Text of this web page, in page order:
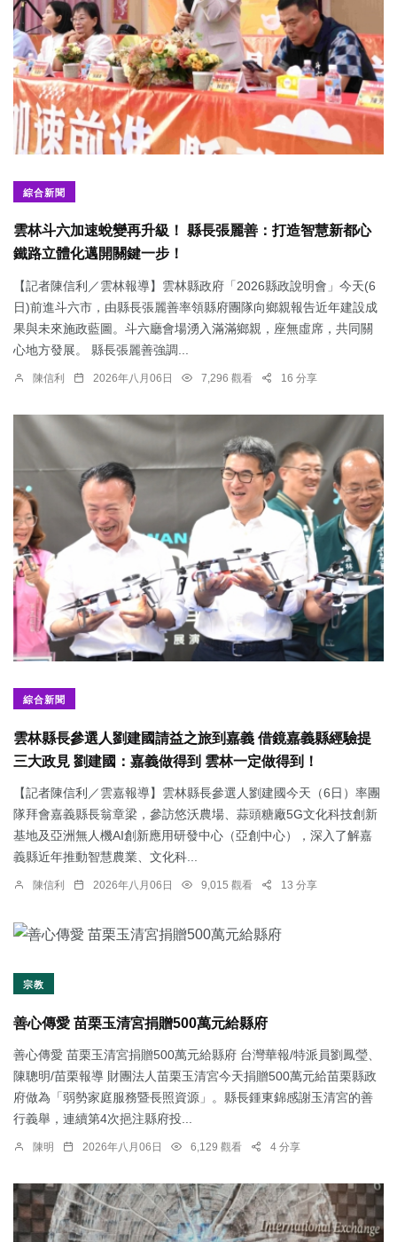
綜合新聞
雲林斗六加速蛻變再升級！ 縣長張麗善：打造智慧新都心
鐵路立體化邁開關鍵一步！
【記者陳信利／雲林報導】雲林縣政府「2026縣政說明會」今天(6
日)前進斗六市，由縣長張麗善率領縣府團隊向鄉親報告近年建設成
果與未來施政藍圖。斗六廳會場湧入滿滿鄉親，座無虛席，共同關
心地方發展。 縣長張麗善強調...
陳信利 2026年八月06日 7,296 觀看 16 分享
綜合新聞
雲林縣長參選人劉建國請益之旅到嘉義 借鏡嘉義縣經驗提
三大政見 劉建國：嘉義做得到 雲林一定做得到！
【記者陳信利／雲嘉報導】雲林縣長參選人劉建國今天（6日）率團
隊拜會嘉義縣長翁章梁，參訪悠沃農場、蒜頭糖廠5G文化科技創新
基地及亞洲無人機AI創新應用研發中心（亞創中心），深入了解嘉
義縣近年推動智慧農業、文化科...
陳信利 2026年八月06日 9,015 觀看 13 分享
宗教
善心傳愛 苗栗玉清宮捐贈500萬元給縣府
善心傳愛 苗栗玉清宮捐贈500萬元給縣府 台灣華報/特派員劉鳳瑩、
陳聰明/苗栗報導 財團法人苗栗玉清宮今天捐贈500萬元給苗栗縣政
府做為「弱勢家庭服務暨長照資源」。縣長鍾東錦感謝玉清宮的善
行義舉，連續第4次挹注縣府投...
陳明 2026年八月06日 6,129 觀看 4 分享